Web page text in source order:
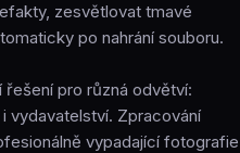
zesvětlovat tmavé
po nahrání souboru.
řešení pro různá odvětví:
vydavatelství. Zpracování
vypadající fotografie